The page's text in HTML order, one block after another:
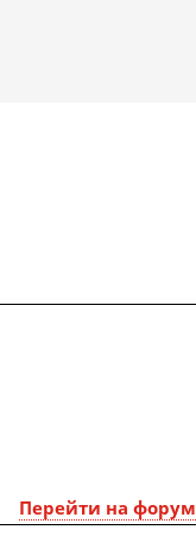
Перейти на форум